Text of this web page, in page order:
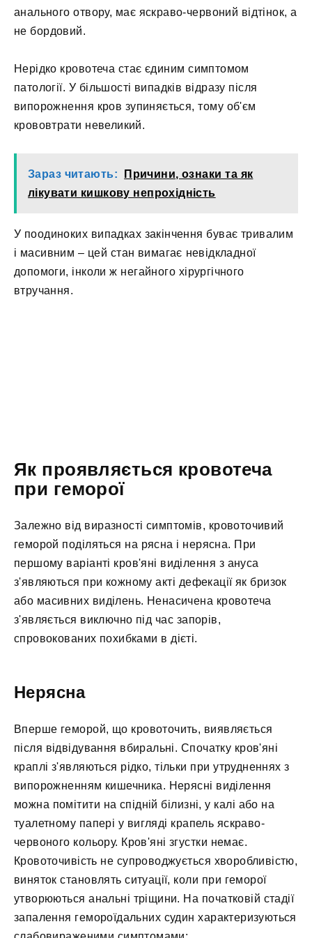
анального отвору, має яскраво-червоний відтінок, а
не бордовий.
Нерідко кровотеча стає єдиним симптомом
патології. У більшості випадків відразу після
випорожнення кров зупиняється, тому об'єм
крововтрати невеликий.
Зараз читають:
Причини, ознаки та як
лікувати кишкову непрохідність
У поодиноких випадках закінчення буває тривалим
і масивним – цей стан вимагає невідкладної
допомоги, інколи ж негайного хірургічного
втручання.
Як проявляється кровотеча
при геморої
Залежно від виразності симптомів, кровоточивий
геморой поділяться на рясна і нерясна. При
першому варіанті кров'яні виділення з ануса
з'являються при кожному акті дефекації як бризок
або масивних виділень. Ненасичена кровотеча
з'являється виключно під час запорів,
спровокованих похибками в дієті.
Нерясна
Вперше геморой, що кровоточить, виявляється
після відвідування вбиральні. Спочатку кров'яні
краплі з'являються рідко, тільки при утрудненнях з
випорожненням кишечника. Нерясні виділення
можна помітити на спідній білизні, у калі або на
туалетному папері у вигляді крапель яскраво-
червоного кольору. Кров'яні згустки немає.
Кровоточивість не супроводжується хворобливістю,
виняток становлять ситуації, коли при геморої
утворюються анальні тріщини. На початковій стадії
запалення гемороїдальних судин характеризуються